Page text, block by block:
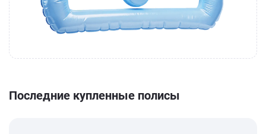
Последние купленные полисы